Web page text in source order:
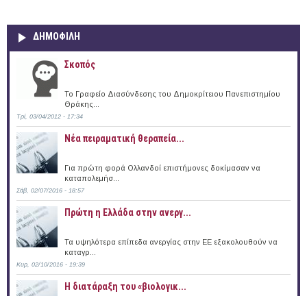
ΔΗΜΟΦΙΛΗ
Σκοπός
Το Γραφείο Διασύνδεσης του Δημοκρίτειου Πανεπιστημίου
Θράκης...
Τρί, 03/04/2012 - 17:34
Νέα πειραματική θεραπεία...
Για πρώτη φορά Ολλανδοί επιστήμονες δοκίμασαν να
καταπολεμήσ...
Σάβ, 02/07/2016 - 18:57
Πρώτη η Ελλάδα στην ανεργ...
Τα υψηλότερα επίπεδα ανεργίας στην ΕΕ εξακολουθούν να
καταγρ...
Κυρ, 02/10/2016 - 19:39
Η διατάραξη του «βιολογικ...